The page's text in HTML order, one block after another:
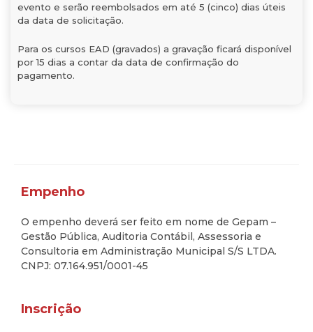
evento e serão reembolsados em até 5 (cinco) dias úteis
da data de solicitação.
Para os cursos EAD (gravados) a gravação ficará disponível
por 15 dias a contar da data de confirmação do
pagamento.
Empenho
O empenho deverá ser feito em nome de Gepam –
Gestão Pública, Auditoria Contábil, Assessoria e
Consultoria em Administração Municipal S/S LTDA.
CNPJ: 07.164.951/0001-45
Inscrição